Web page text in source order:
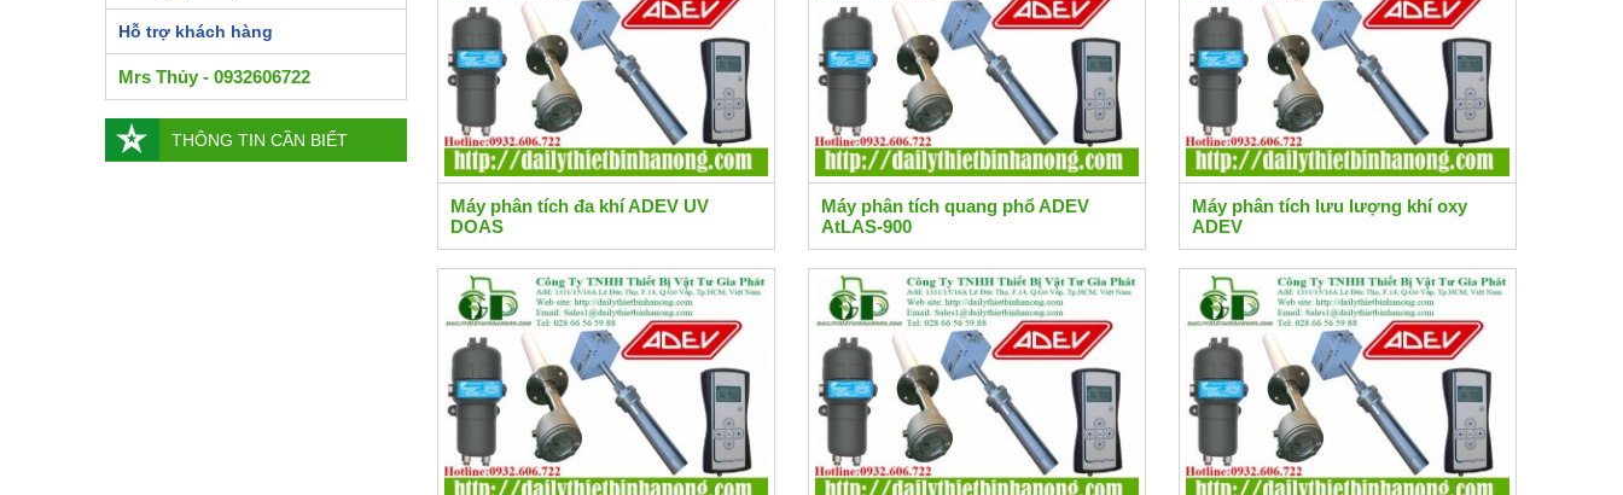
Hỗ trợ khách hàng
Mrs Thủy - 0932606722
THÔNG TIN CẦN BIẾT
Máy phân tích đa khí ADEV UV
DOAS
Máy phân tích quang phổ ADEV
AtLAS-900
Máy phân tích lưu lượng khí oxy
ADEV